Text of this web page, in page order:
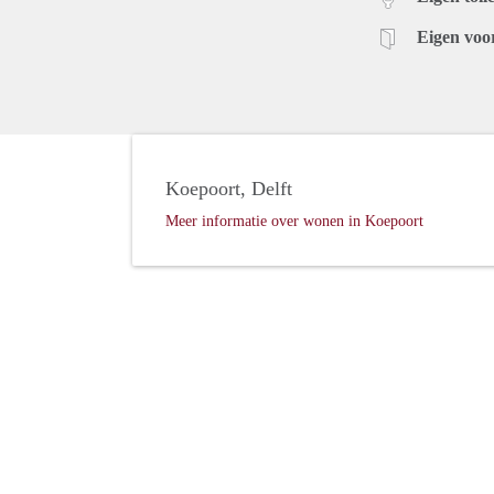
Eigen
Koepoort, Delft
Meer informatie over wonen in Koepoort